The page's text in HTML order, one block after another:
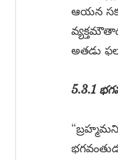
ఆయన
అతడు
5.3.1